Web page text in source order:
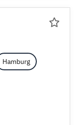
Hamburg